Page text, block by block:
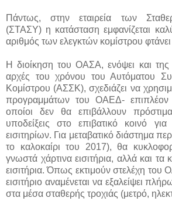
Πάντως, στην εταιρεία των
(ΣΤΑΣΥ) η κατάσταση εμφανίζεται
αριθμός των ελεγκτών κομίστρου
Η διοίκηση του ΟΑΣΑ, ενόψει και της
αρχές του χρόνου του Αυτόματου
Κομίστρου (ΑΣΣΚ), σχεδιάζει να
προγραμμάτων του ΟΑΕΔ- επιπλέον
οποίοι δεν θα επιβάλλουν
υποδείξεις στο επιβατικό κοινό
εισιτηρίων. Για μεταβατικό διάστημα
το καλοκαίρι του 2017), θα
γνωστά χάρτινα εισιτήρια, αλλά και τα
εισιτήρια. Όπως εκτιμούν στελέχη του
εισιτήριο αναμένεται να εξαλείψει
στα μέσα σταθερής τροχιάς (μετρό,